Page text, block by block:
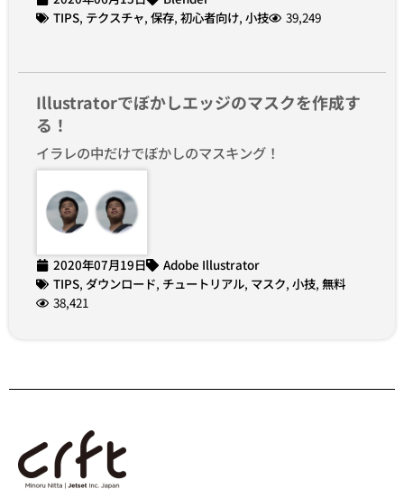
TIPS, テクスチャ, 保存, 初心者向け, 小技 39,249
Illustratorでぼかしエッジのマスクを作成す
る！
イラレの中だけでぼかしのマスキング！
2020年07月19日
Adobe Illustrator
TIPS, ダウンロード, チュートリアル, マスク, 小技, 無料
38,421